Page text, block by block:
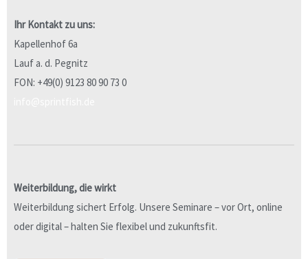
Ihr Kontakt zu uns:
Kapellenhof 6a
Lauf a. d. Pegnitz
FON: +49(0) 9123 80 90 73 0
Weiterbildung, die wirkt
Weiterbildung sichert Erfolg. Unsere Seminare – vor Ort, online
oder digital – halten Sie flexibel und zukunftsfit.